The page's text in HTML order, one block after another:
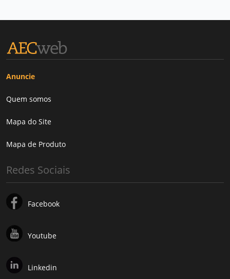
Anuncie
Quem somos
Mapa do Site
Mapa de Produto
Redes Sociais
Facebook
Youtube
Linkedin